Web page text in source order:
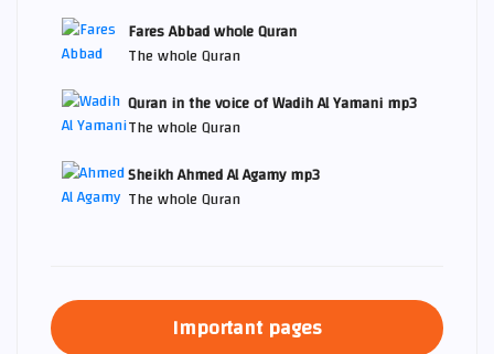
Fares Abbad whole Quran
The whole Quran
Quran in the voice of Wadih Al Yamani mp3
The whole Quran
Sheikh Ahmed Al Agamy mp3
The whole Quran
Important pages